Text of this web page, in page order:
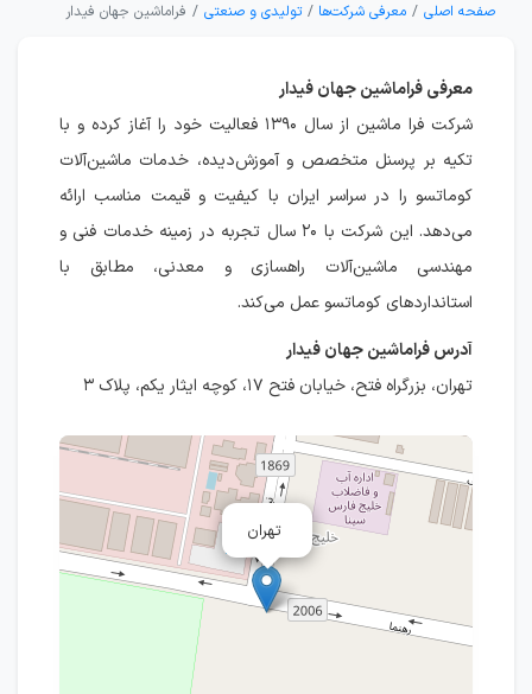
صفحه اصلی معرفی شرکت‌ها تولیدی و صنعتی فراماشین جهان فیدار
معرفی فراماشین جهان فیدار
شرکت فرا ماشین از سال ۱۳۹۰ فعالیت خود را آغاز کرده و با
تکیه بر پرسنل متخصص و آموزش‌دیده، خدمات ماشین‌آلات
کوماتسو را در سراسر ایران با کیفیت و قیمت مناسب ارائه
می‌دهد. این شرکت با ۲۰ سال تجربه در زمینه خدمات فنی و
مهندسی ماشین‌آلات راهسازی و معدنی، مطابق با
استانداردهای کوماتسو عمل می‌کند.
آدرس فراماشین جهان فیدار
تهران، بزرگراه فتح، خيابان فتح ۱۷، کوچه ايثار يکم، پلاك ۳
تهران